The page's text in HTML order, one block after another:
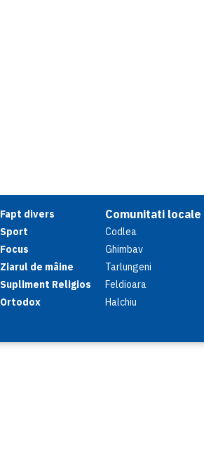
Fapt divers
Sport
Focus
Ziarul de mâine
Supliment Religios
Ortodox
Comunitati locale
Codlea
Ghimbav
Tarlungeni
Feldioara
Halchiu